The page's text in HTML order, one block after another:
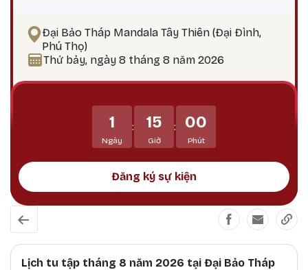
phiền não bám chấp khổ đau Tích lũy công đức,
hướng tới giác ngộ Tại sao nên thực hành vào
ngày 25? Theo lịch Kim Cương Thừa, ngày 25 là
Phật Bản Tôn Mẫu Tính.
Đại Bảo Tháp Mandala Tây Thiên (Đại Đình,
Phú Thọ)
Thứ bảy, ngày 8 tháng 8 năm 2026
1
Ngày
: 15
Giờ
: 00
Phút
Đăng ký sự kiện
Lịch tu tập tháng 8 năm 2026 tại Đại Bảo Tháp